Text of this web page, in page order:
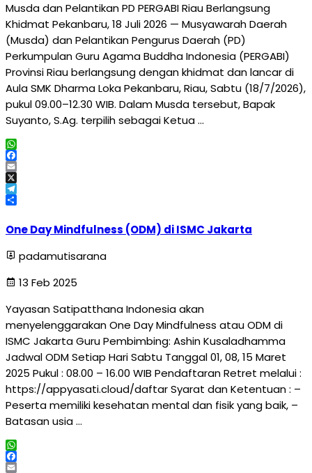
Musda dan Pelantikan PD PERGABI Riau Berlangsung
Khidmat Pekanbaru, 18 Juli 2026 — Musyawarah Daerah
(Musda) dan Pelantikan Pengurus Daerah (PD)
Perkumpulan Guru Agama Buddha Indonesia (PERGABI)
Provinsi Riau berlangsung dengan khidmat dan lancar di
Aula SMK Dharma Loka Pekanbaru, Riau, Sabtu (18/7/2026),
pukul 09.00–12.30 WIB. Dalam Musda tersebut, Bapak
Suyanto, S.Ag. terpilih sebagai Ketua …
WhatsApp
Facebook
Email
X
Telegram
One Day Mindfulness (ODM) di ISMC Jakarta
padamutisarana
13 Feb 2025
Yayasan Satipatthana Indonesia akan
menyelenggarakan One Day Mindfulness atau ODM di
ISMC Jakarta Guru Pembimbing: Ashin Kusaladhamma
Jadwal ODM Setiap Hari Sabtu Tanggal 01, 08, 15 Maret
2025 Pukul : 08.00 – 16.00 WIB Pendaftaran Retret melalui :
https://appyasati.cloud/daftar Syarat dan Ketentuan : –
Peserta memiliki kesehatan mental dan fisik yang baik, –
Batasan usia …
WhatsApp
Facebook